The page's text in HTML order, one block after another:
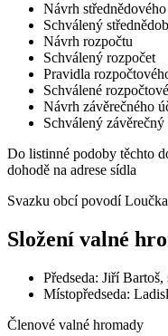
Návrh
Schválený
Návrh rozpočtu
Schválený rozpočet
Pravidla
Schválené
Návrh závěrečného
Schválený závěrečný
Do listinné podoby těchto
dohodě na adrese sídla
Svazku obcí povodí
Složení valné
Předseda: Jiří
Místopředseda:
Členové valné hromady